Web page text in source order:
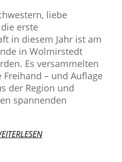
erste
in diesem Jahr ist am
in Wolmirstedt
Es versammelten
– und Auflage
der Region und
spannenden